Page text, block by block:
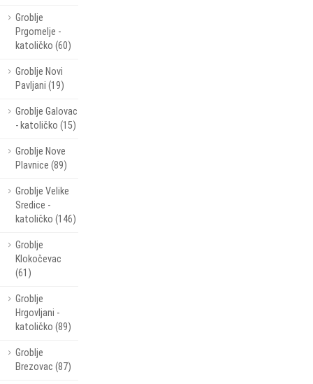
Groblje
Prgomelje -
katoličko (60)
Groblje Novi
Pavljani (19)
Groblje Galovac
- katoličko (15)
Groblje Nove
Plavnice (89)
Groblje Velike
Sredice -
katoličko (146)
Groblje
Klokočevac
(61)
Groblje
Hrgovljani -
katoličko (89)
Groblje
Brezovac (87)